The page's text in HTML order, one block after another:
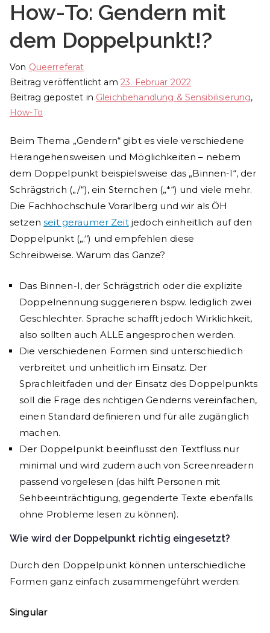
How-To: Gendern mit
dem Doppelpunkt!?
Von Queerreferat
Beitrag veröffentlicht am 23. Februar 2022
Beitrag gepostet in Gleichbehandlung & Sen­si­bi­li­sie­rung,
How-To
Beim Thema „Gendern“ gibt es viele verschiedene
Herangehensweisen und Möglichkeiten – nebem
dem Doppelpunkt beispielsweise das „Binnen-I“, der
Schrägstrich („/“), ein Sternchen („*“) und viele mehr.
Die Fachhochschule Vorarlberg und wir als ÖH
setzenseit geraumer Zeitjedoch einheitlich auf den
Doppelpunkt („:“) und empfehlen diese
Schreibweise. Warum das Ganze?
Das Binnen-I, der Schrägstrich oder die explizite
Doppelnennung suggerieren bspw. lediglich zwei
Geschlechter. Sprache schafft jedoch Wirklichkeit,
also sollten auch ALLE angesprochen werden.
Die verschiedenen Formen sind unterschiedlich
verbreitet und unheitlich im Einsatz. Der
Sprachleitfaden und der Einsatz des Doppelpunkts
soll die Frage des richtigen Genderns vereinfachen,
einen Standard definieren und für alle zugänglich
machen.
Der Doppelpunkt beeinflusst den Textfluss nur
minimal und wird zudem auch von Screenreadern
passend vorgelesen (das hilft Personen mit
Sehbeeinträchtigung, gegenderte Texte ebenfalls
ohne Probleme lesen zu können).
Wie wird der Doppelpunkt richtig eingesetzt?
Durch den Doppelpunkt können unterschiedliche
Formen ganz einfach zusammengeführt werden:
Singular